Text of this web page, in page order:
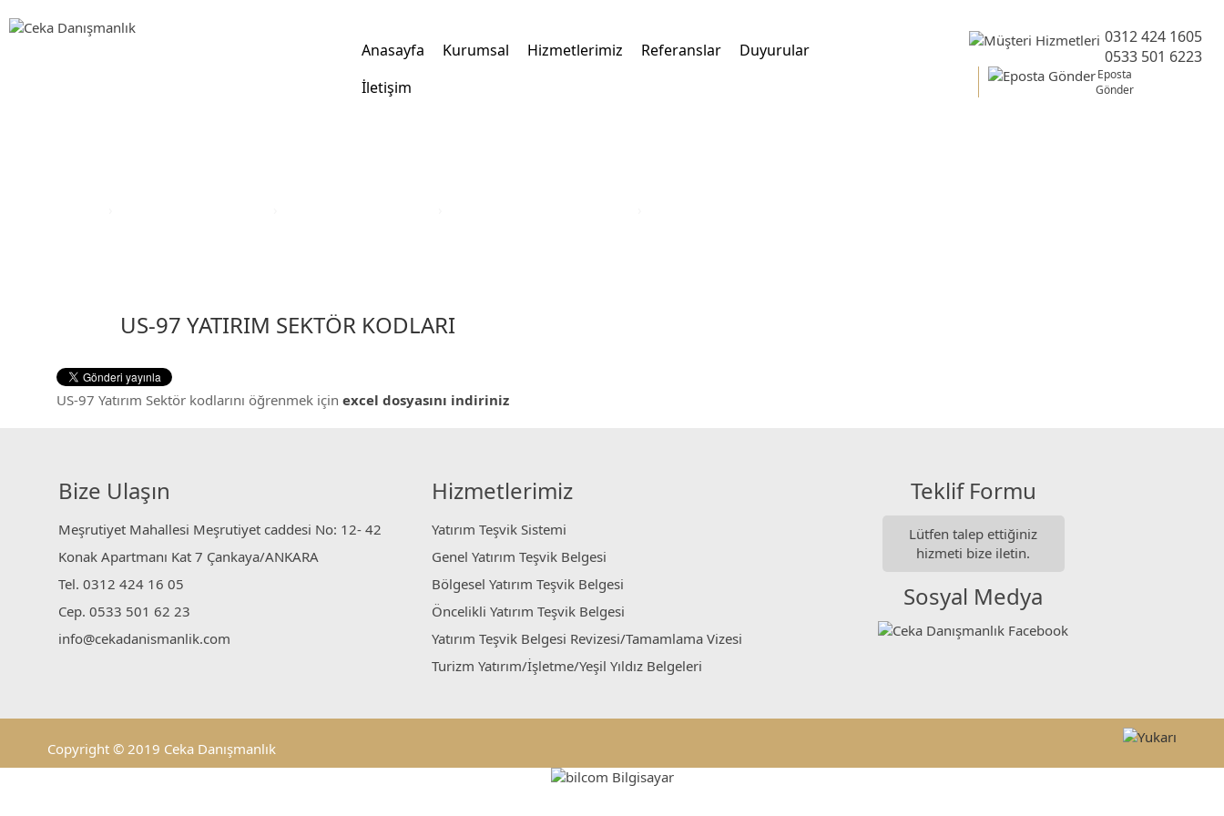
Anasayfa Kurumsal Hizmetlerimiz Referanslar
Duyurular
İletişim
0312 424 1605
0533 501 6223
Eposta
Gönder
US-97 YATIRIM SEKTÖR KODLARI
US-97 Yatırım Sektör kodlarını öğrenmek için excel dosyasını indiriniz
Bize Ulaşın
Meşrutiyet Mahallesi Meşrutiyet caddesi No: 12- 42
Konak Apartmanı Kat 7 Çankaya/ANKARA
Tel. 0312 424 16 05
Cep. 0533 501 62 23
info@cekadanismanlik.com
Hizmetlerimiz
Yatırım Teşvik Sistemi
Genel Yatırım Teşvik Belgesi
Bölgesel Yatırım Teşvik Belgesi
Öncelikli Yatırım Teşvik Belgesi
Yatırım Teşvik Belgesi Revizesi/Tamamlama Vizesi
Turizm Yatırım/İşletme/Yeşil Yıldız Belgeleri
Teklif Formu
Lütfen talep ettiğiniz
hizmeti bize iletin.
Sosyal Medya
Copyright © 2019 Ceka Danışmanlık